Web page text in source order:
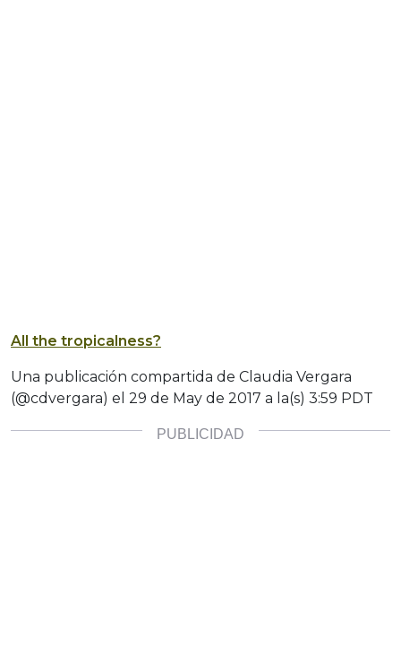
All the tropicalness?
Una publicación compartida de Claudia Vergara
(@cdvergara) el 29 de May de 2017 a la(s) 3:59 PDT